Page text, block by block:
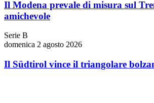
Il Modena prevale di misura sul
amichevole
Serie B
domenica 2 agosto 2026
Il Südtirol vince il triangolare